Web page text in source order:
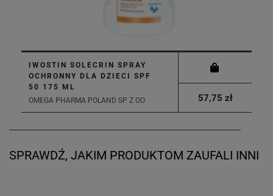
IWOSTIN SOLECRIN SPRAY
OCHRONNY DLA DZIECI SPF
50 175 ML
OMEGA PHARMA POLAND SP Z OO
57,75 zł
SPRAWDŹ, JAKIM PRODUKTOM ZAUFALI INNI